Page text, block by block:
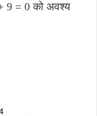
9 = 0 को अवश्य